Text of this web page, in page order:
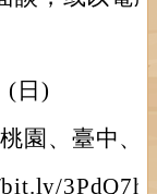
(日)
園、臺中、